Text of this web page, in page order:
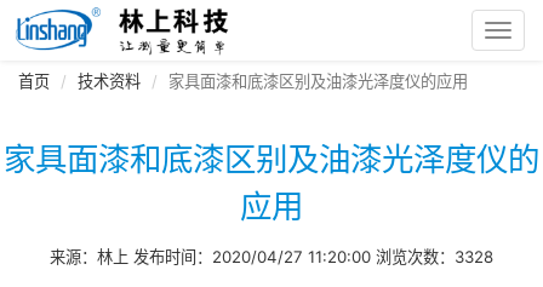
首页 技术资料 家具面漆和底漆区别及油漆光泽度仪的应用
家具面漆和底漆区别及油漆光泽度仪的
应用
来源：林上 发布时间：2020/04/27 11:20:00 浏览次数：3328